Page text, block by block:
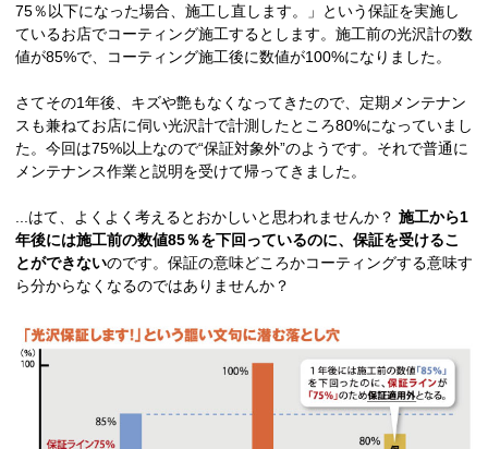
75％以下になった場合、施工し直します。」という保証を実施し
ているお店でコーティング施工するとします。施工前の光沢計の数
値が85%で、コーティング施工後に数値が100%になりました。
さてその1年後、キズや艶もなくなってきたので、定期メンテナン
スも兼ねてお店に伺い光沢計で計測したところ80%になっていまし
た。今回は75%以上なので“保証対象外”のようです。それで普通に
メンテナンス作業と説明を受けて帰ってきました。
...はて、よくよく考えるとおかしいと思われませんか？ 施工から1
年後には施工前の数値85％を下回っているのに、保証を受けるこ
とができないのです。保証の意味どころかコーティングする意味す
ら分からなくなるのではありませんか？